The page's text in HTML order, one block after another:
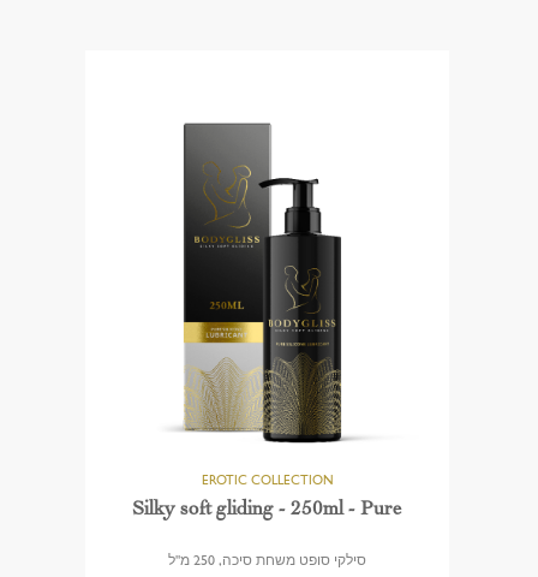
Silky soft gliding - 250ml - Pure
סילקי סופט משחת סיכה, 250 מ"ל